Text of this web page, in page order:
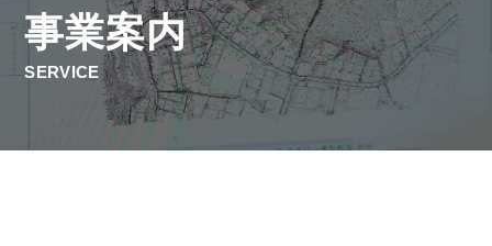
事業案内
SERVICE